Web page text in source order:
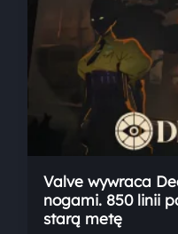
Valve wywraca
nogami. 850 linii
starą metę